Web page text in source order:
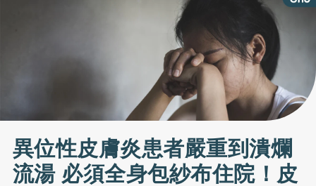
異位性皮膚炎患者嚴重到潰爛
流湯 必須全身包紗布住院！皮